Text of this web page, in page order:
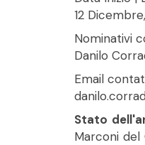
12
Nominativi
Danilo
Email
Stato
Marconi del